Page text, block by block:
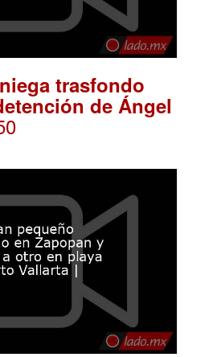
trasfondo
de Ángel